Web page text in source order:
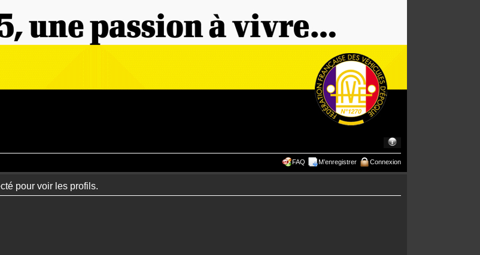
FAQ M’enregistrer Connexion
pour voir les profils.